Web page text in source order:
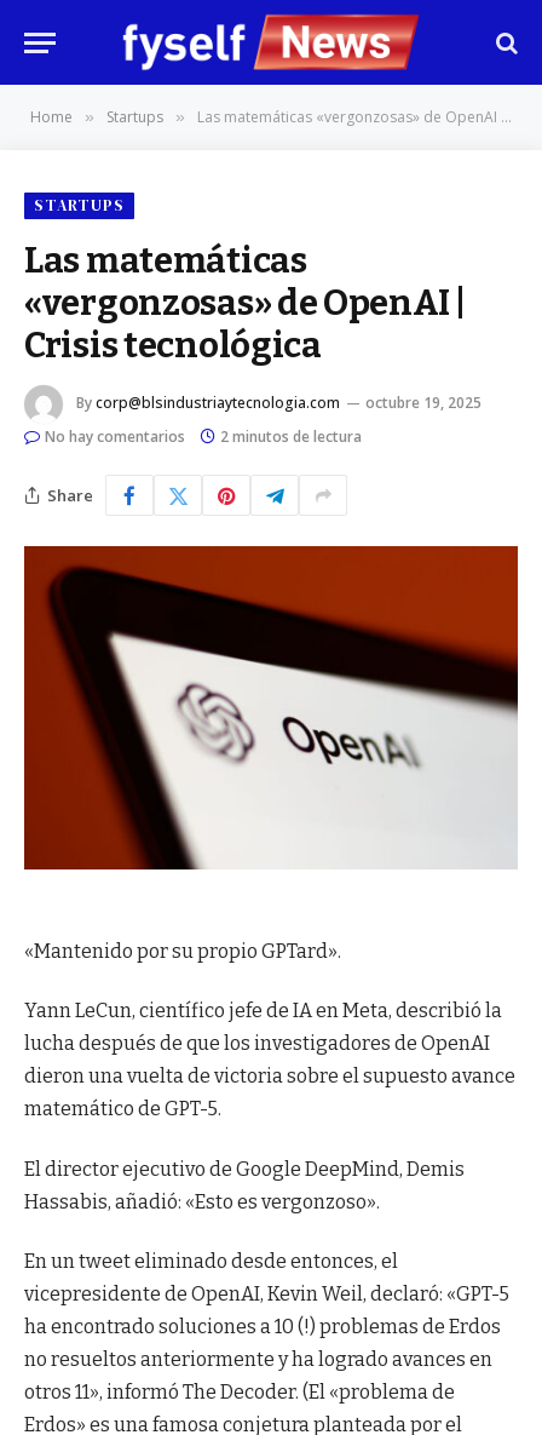
Home » Startups » Las matemáticas «vergonzosas» de OpenAI | Crisis tecnológica
STARTUPS
Las matemáticas
«vergonzosas» de OpenAI |
Crisis tecnológica
Bycorp@blsindustriaytecnologia.com
octubre 19, 2025
No hay comentarios
2 minutos de lectura
Share
«Mantenido por su propio GPTard».
Yann LeCun, científico jefe de IA en Meta, describió la
lucha después de que los investigadores de OpenAI
dieron una vuelta de victoria sobre el supuesto avance
matemático de GPT-5.
El director ejecutivo de Google DeepMind, Demis
Hassabis, añadió: «Esto es vergonzoso».
En un tweet eliminado desde entonces, el
vicepresidente de OpenAI, Kevin Weil, declaró: «GPT-5
ha encontrado soluciones a 10 (!) problemas de Erdos
no resueltos anteriormente y ha logrado avances en
otros 11», informó The Decoder. (El «problema de
Erdos» es una famosa conjetura planteada por el